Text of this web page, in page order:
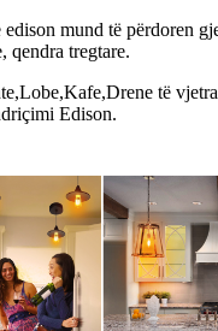
mund të përdoren
qendra tregtare.
të
Edison.